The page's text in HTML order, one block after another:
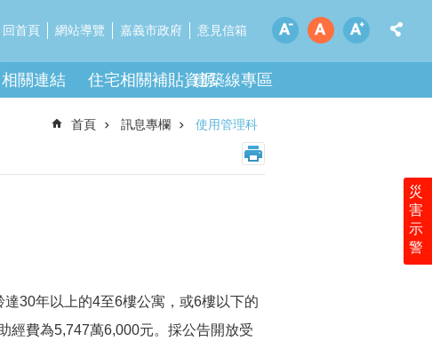
回首頁 網站導覽 嘉義市政府 意見信箱
災
害
示
警
相關連結 住宅相關補貼資源建築線專區
首頁 訊息專欄 使用管理科
30年以上的4至6樓公寓，或6樓以下的
經費為5,747萬6,000元。採公告開放受